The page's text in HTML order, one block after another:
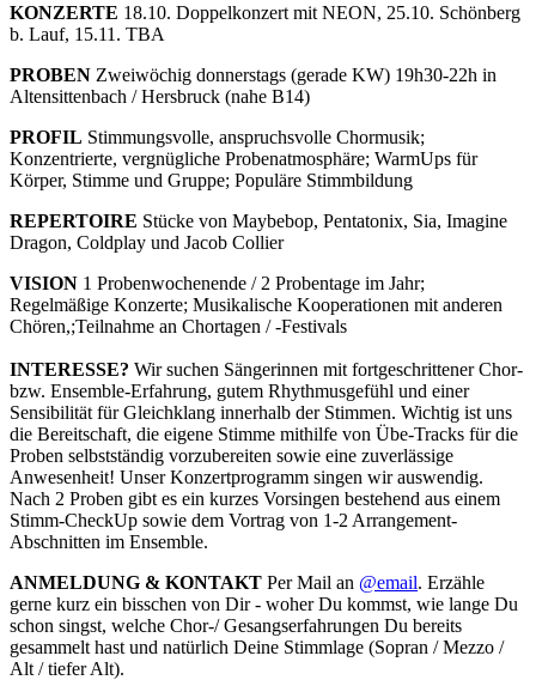
KONZERTE 18.10. Doppelkonzert mit NEON, 25.10. Schönberg
b. Lauf, 15.11. TBA
PROBEN Zweiwöchig donnerstags (gerade KW) 19h30-22h in
Altensittenbach / Hersbruck (nahe B14)
​PROFIL Stimmungsvolle, anspruchsvolle Chormusik;
Konzentrierte, vergnügliche Probenatmosphäre; WarmUps für
Körper, Stimme und Gruppe; Populäre Stimmbildung
​REPERTOIRE Stücke von Maybebop, Pentatonix, Sia, Imagine
Dragon, Coldplay und Jacob Collier
VISION 1 Probenwochenende / 2 Probentage im Jahr;
Regelmäßige Konzerte; Musikalische Kooperationen mit anderen
Chören,;Teilnahme an Chortagen / -Festivals​
INTERESSE? Wir suchen Sängerinnen mit fortgeschrittener Chor-
bzw. Ensemble-Erfahrung, gutem Rhythmusgefühl und einer
Sensibilität für Gleichklang innerhalb der Stimmen. Wichtig ist uns
die Bereitschaft, die eigene Stimme mithilfe von Übe-Tracks für die
Proben selbstständig vorzubereiten sowie eine zuverlässige
Anwesenheit! Unser Konzertprogramm singen wir auswendig.
Nach 2 Proben gibt es ein kurzes Vorsingen bestehend aus einem
Stimm-CheckUp sowie dem Vortrag von 1-2 Arrangement-
Abschnitten im Ensemble.
ANMELDUNG & KONTAKT Per Mail an @email. Erzähle
gerne kurz ein bisschen von Dir - woher Du kommst, wie lange Du
schon singst, welche Chor-/ Gesangserfahrungen Du bereits
gesammelt hast und natürlich Deine Stimmlage (Sopran / Mezzo /
Alt / tiefer Alt).